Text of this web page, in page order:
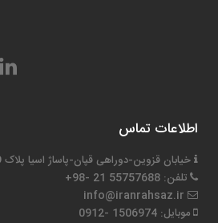
اطلاعات تماس
خیابان قزوین-دوراهی قپان-پاساژ اسیا پلاک 9
تلفن: 55757688 21 -98+
موبایل: 1506974 -0912